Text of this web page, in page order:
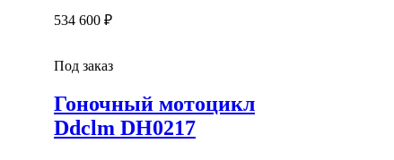
534 600 ₽
Под заказ
Гоночный мотоцикл
Ddclm DH0217